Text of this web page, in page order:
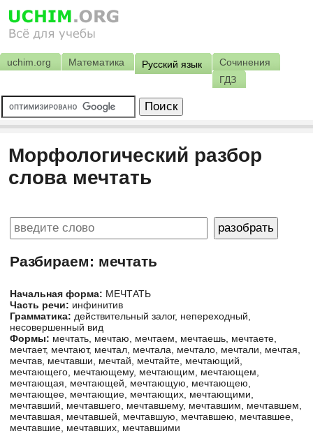
uchim.org Математика Русский язык
Сочинения
ГДЗ
Морфологический разбор
слова мечтать
Разбираем: мечтать
Начальная форма: МЕЧТАТЬ
Часть речи: инфинитив
Грамматика: действительный залог, непереходный,
несовершенный вид
Формы: мечтать, мечтаю, мечтаем, мечтаешь, мечтаете,
мечтает, мечтают, мечтал, мечтала, мечтало, мечтали, мечтая,
мечтав, мечтавши, мечтай, мечтайте, мечтающий,
мечтающего, мечтающему, мечтающим, мечтающем,
мечтающая, мечтающей, мечтающую, мечтающею,
мечтающее, мечтающие, мечтающих, мечтающими,
мечтавший, мечтавшего, мечтавшему, мечтавшим, мечтавшем,
мечтавшая, мечтавшей, мечтавшую, мечтавшею, мечтавшее,
мечтавшие, мечтавших, мечтавшими